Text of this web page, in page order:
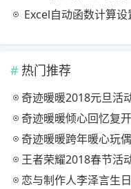
Excel自动函数计算设置
热门推荐
奇迹暖暖2018元旦活
奇迹暖暖倾心回忆复
奇迹暖暖跨年暖心玩
王者荣耀2018春节活动
恋与制作人李泽言生